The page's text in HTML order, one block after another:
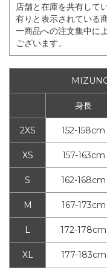
店舗と在庫を共有して
有りと表示されている
一商品への注文集中に
ございます。
身長
2XS 152-158cm
XS 157-163cm
S 162-168cm
M 167-173cm
L 172-178cm
XL 177-183cm